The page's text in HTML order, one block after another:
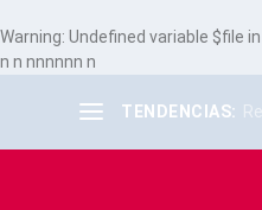
Warning: Undefined variable $file in
n n nnnnnn n
TENDENCIAS: